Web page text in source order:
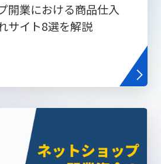
開業における商品仕入
サイト8選を解説